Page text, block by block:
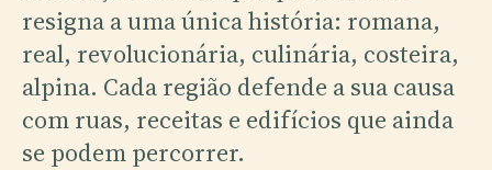
resigna a uma única história: romana,
real, revolucionária, culinária, costeira,
alpina. Cada região defende a sua causa
com ruas, receitas e edifícios que ainda
se podem percorrer.